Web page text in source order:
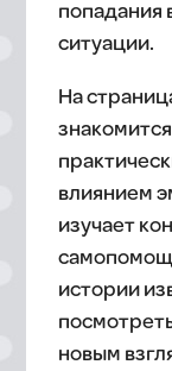
попадания
ситуации.
На
влиянием
изучает
истории
новым